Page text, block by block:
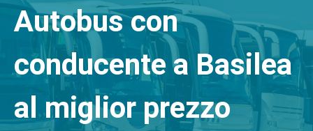
Autobus con
conducente a Basilea
al miglior prezzo